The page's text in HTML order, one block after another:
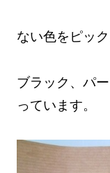
ない色をピッ
ブラック、パ
っています。